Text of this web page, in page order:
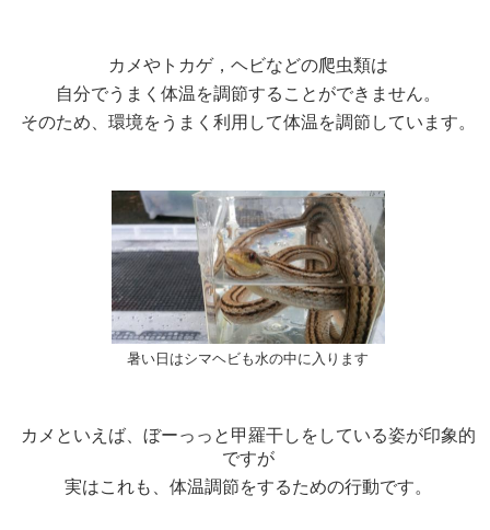
カメやトカゲ，ヘビなどの爬虫類は
自分でうまく体温を調節することができません。
そのため、環境をうまく利用して体温を調節しています。
暑い日はシマヘビも水の中に入ります
カメといえば、ぼーっっと甲羅干しをしている姿が印象的
ですが
実はこれも、体温調節をするための行動です。